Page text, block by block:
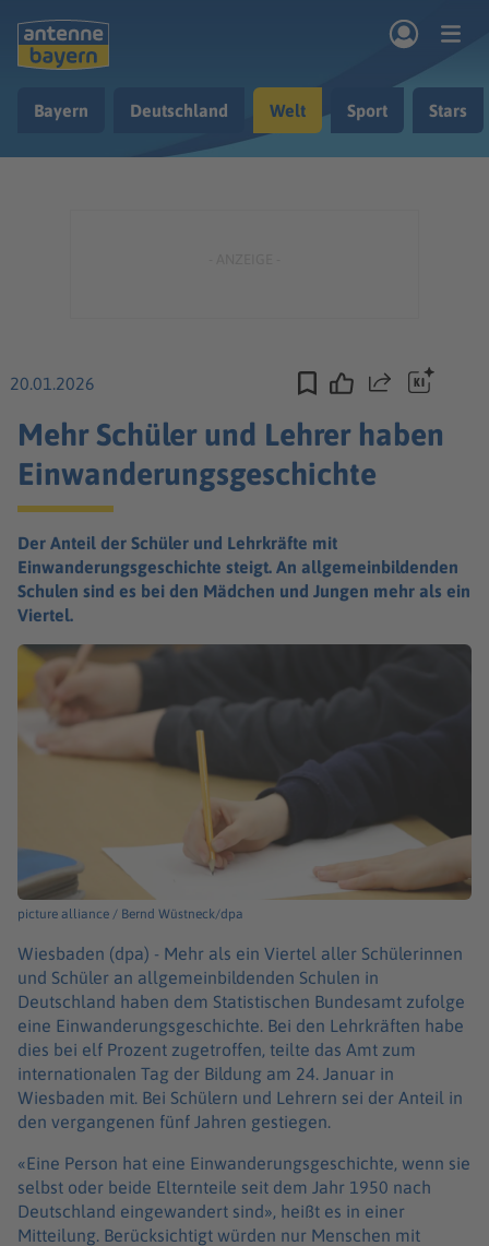
Nachrichten
Bayern Deutschland Welt Sport Stars
20.01.2026 Teilen
Mehr Schüler und Lehrer haben
Einwanderungsgeschichte
Der Anteil der Schüler und Lehrkräfte mit
Einwanderungsgeschichte steigt. An allgemeinbildenden
Schulen sind es bei den Mädchen und Jungen mehr als ein
Viertel.
picture alliance / Bernd Wüstneck/dpa
Wiesbaden (dpa) - Mehr als ein Viertel aller Schülerinnen
und Schüler an allgemeinbildenden Schulen in
Deutschland haben dem Statistischen Bundesamt zufolge
eine Einwanderungsgeschichte. Bei den Lehrkräften habe
dies bei elf Prozent zugetroffen, teilte das Amt zum
internationalen Tag der Bildung am 24. Januar in
Wiesbaden mit. Bei Schülern und Lehrern sei der Anteil in
den vergangenen fünf Jahren gestiegen.
«Eine Person hat eine Einwanderungsgeschichte, wenn sie
selbst oder beide Elternteile seit dem Jahr 1950 nach
Deutschland eingewandert sind», heißt es in einer
Mitteilung. Berücksichtigt würden nur Menschen mit